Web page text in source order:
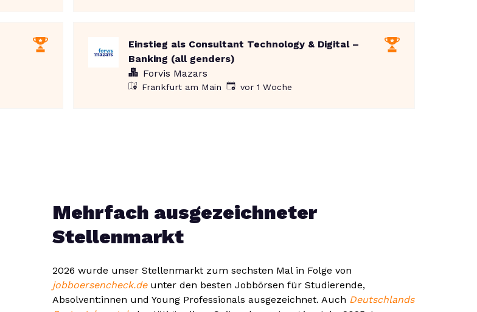
Einstieg als Consultant Technology & Digital –
Banking (all genders)
Forvis Mazars
Frankfurt am Main Veröffentlicht:
vor 1 Woche
Mehrfach ausgezeichneter
Stellenmarkt
2026 wurde unser Stellenmarkt zum sechsten Mal in Folge von
jobboersencheck.deunter den besten Jobbörsen für Studierende,
Absolvent:innen und Young Professionals ausgezeichnet. Auch Deutschlands